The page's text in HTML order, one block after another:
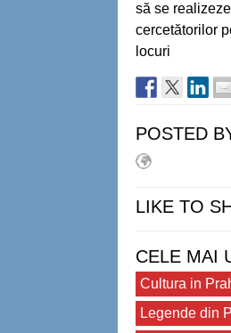
să se
cercetătorilor
locuri
POSTED
LIKE TO
CELE MAI
Cultura in
Legende din